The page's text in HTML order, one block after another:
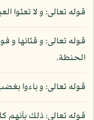
قوله تعالى: و لا تعثوا
قوله تعالى: و قثائها و
الحنطة.
قوله تعالى: و باءوا
قوله تعالى: ذلك بأنهم